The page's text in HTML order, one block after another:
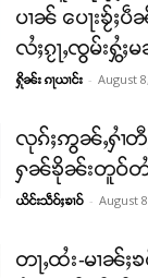
ပၢၼ် ​​ပေႃးၶႂ်ႈပဵ
လႆႈၵႂႃႇၸွမ်းႁွႆႈ
ႁိုၼ်း ၵႃယၢင်း - August
လုၵ်ႈဢွၼ်ႇႁၢႆတီ
ႁၼ်ၶိုၼ်းတူဝ်တၢႆ
ယိင်းသဵဝ်ႈၶၢဝ် - August
တႃႇထႆး-မၢၼ်ႈ